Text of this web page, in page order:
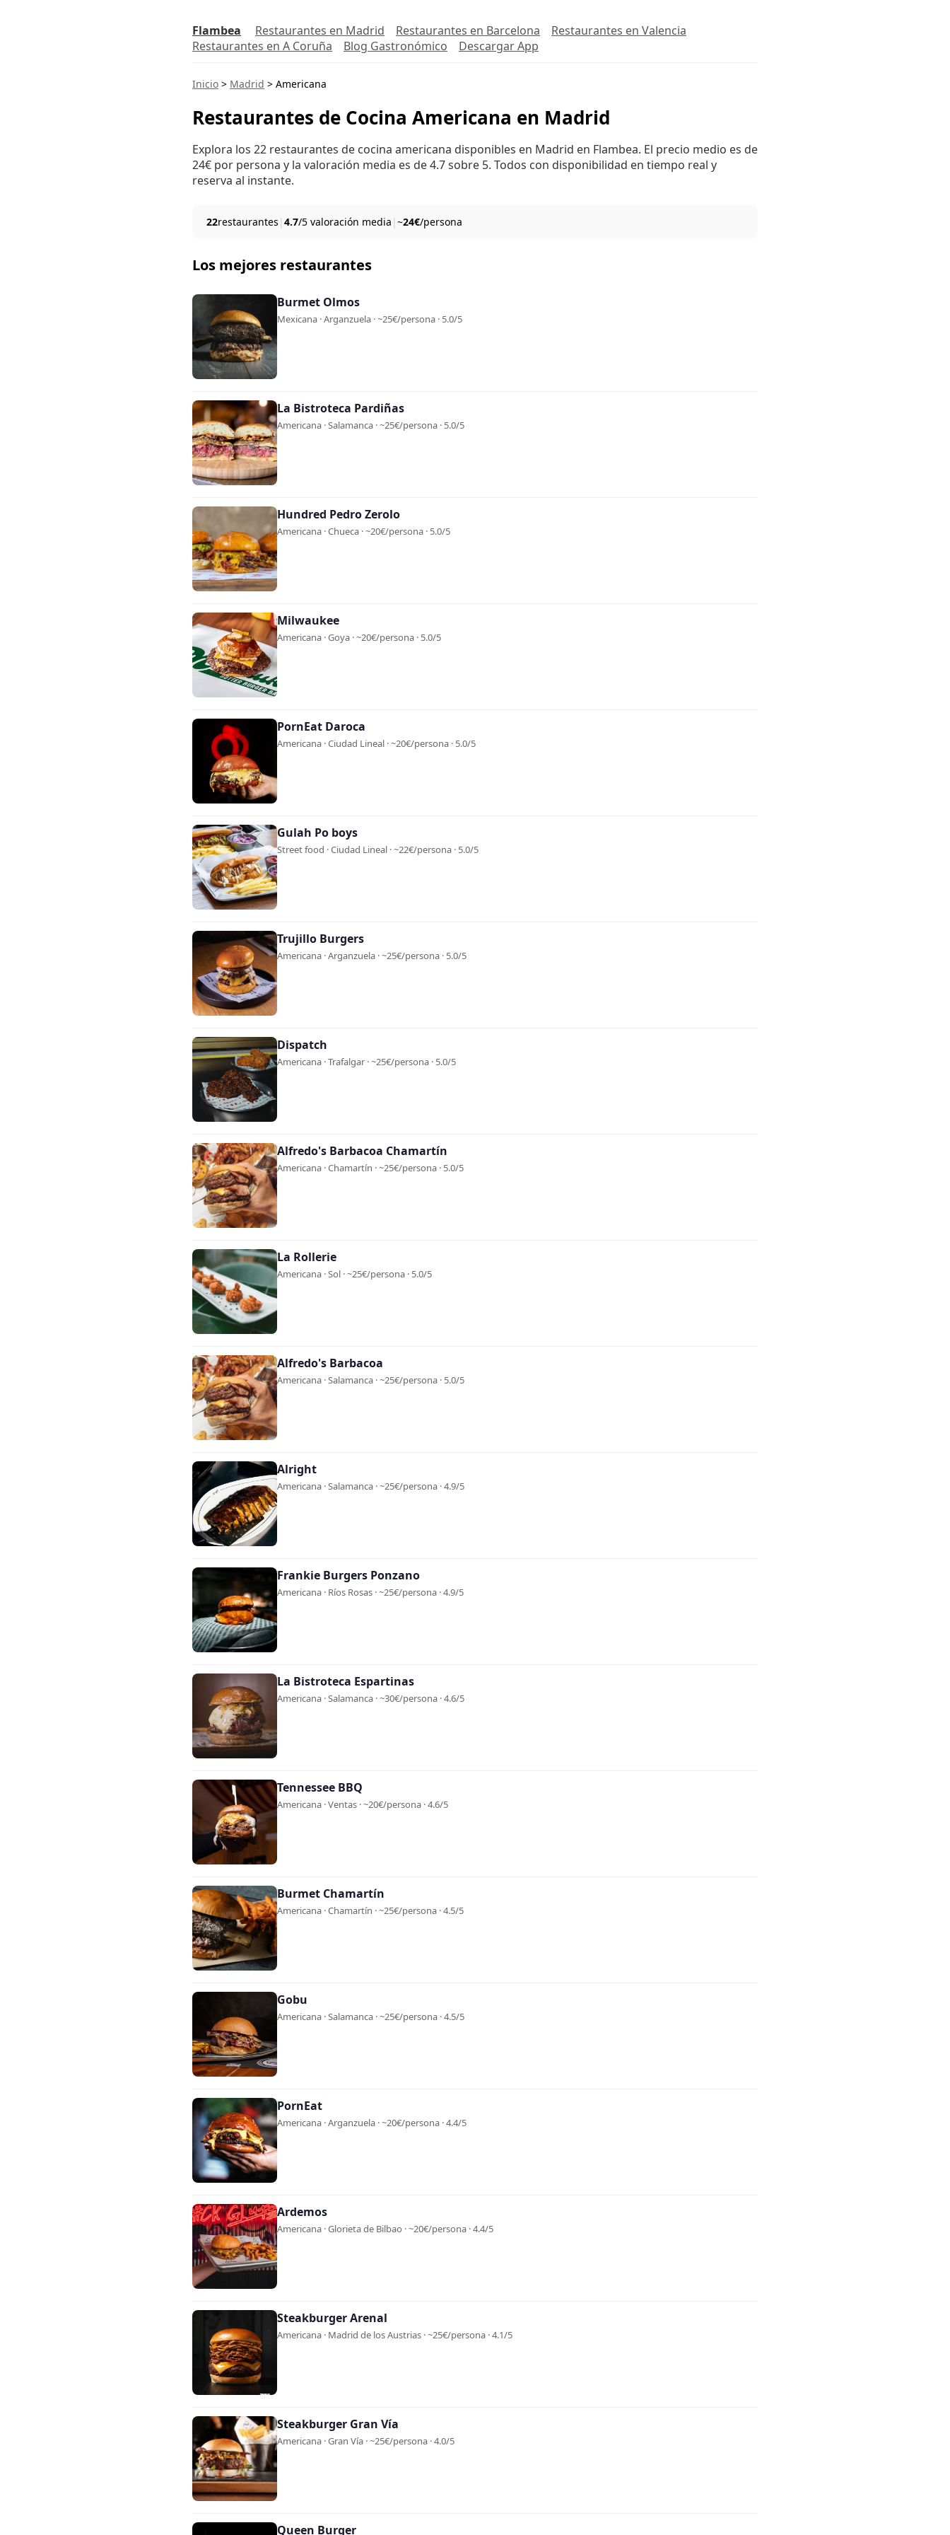
Flambea Restaurantes en Madrid Restaurantes en Barcelona
Restaurantes en Valencia
Restaurantes en A Coruña
Blog Gastronómico Descargar App
Inicio > Madrid > Americana
Restaurantes de Cocina Americana en Madrid
Explora los 22 restaurantes de cocina americana disponibles en Madrid en Flambea. El precio medio es de
24€ por persona y la valoración media es de 4.7 sobre 5. Todos con disponibilidad en tiempo real y
reserva al instante.
22restaurantes | 4.7/5 valoración media | ~24€/persona
Los mejores restaurantes
Burmet Olmos
Mexicana · Arganzuela · ~25€/persona · 5.0/5
La Bistroteca Pardiñas
Americana · Salamanca · ~25€/persona · 5.0/5
Hundred Pedro Zerolo
Americana · Chueca · ~20€/persona · 5.0/5
Milwaukee
Americana · Goya · ~20€/persona · 5.0/5
PornEat Daroca
Americana · Ciudad Lineal · ~20€/persona · 5.0/5
Gulah Po boys
Street food · Ciudad Lineal · ~22€/persona · 5.0/5
Trujillo Burgers
Americana · Arganzuela · ~25€/persona · 5.0/5
Dispatch
Americana · Trafalgar · ~25€/persona · 5.0/5
Alfredo's Barbacoa Chamartín
Americana · Chamartín · ~25€/persona · 5.0/5
La Rollerie
Americana · Sol · ~25€/persona · 5.0/5
Alfredo's Barbacoa
Americana · Salamanca · ~25€/persona · 5.0/5
Alright
Americana · Salamanca · ~25€/persona · 4.9/5
Frankie Burgers Ponzano
Americana · Ríos Rosas · ~25€/persona · 4.9/5
La Bistroteca Espartinas
Americana · Salamanca · ~30€/persona · 4.6/5
Tennessee BBQ
Americana · Ventas · ~20€/persona · 4.6/5
Burmet Chamartín
Americana · Chamartín · ~25€/persona · 4.5/5
Gobu
Americana · Salamanca · ~25€/persona · 4.5/5
PornEat
Americana · Arganzuela · ~20€/persona · 4.4/5
Ardemos
Americana · Glorieta de Bilbao · ~20€/persona · 4.4/5
Steakburger Arenal
Americana · Madrid de los Austrias · ~25€/persona · 4.1/5
Steakburger Gran Vía
Americana · Gran Vía · ~25€/persona · 4.0/5
Queen Burger